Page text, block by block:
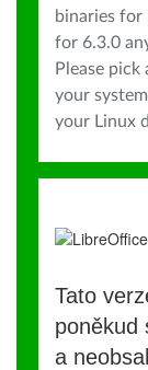
binaries for
for 6.3.0
Please
your
your Linux
Tato
poněkud
a